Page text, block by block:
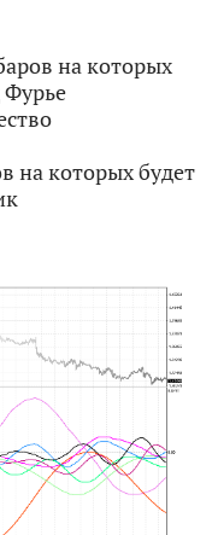
на которых
Фурье
на которых будет